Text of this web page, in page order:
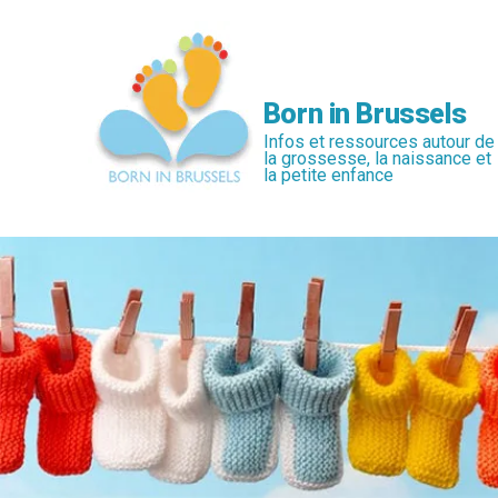
Born in Brussels
Infos et ressources autour de
la grossesse, la naissance et
la petite enfance